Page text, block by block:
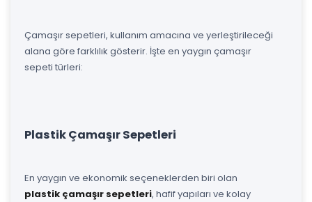
Çamaşır sepetleri, kullanım amacına ve yerleştirileceği
alana göre farklılık gösterir. İşte en yaygın çamaşır
sepeti türleri:
Plastik Çamaşır Sepetleri
En yaygın ve ekonomik seçeneklerden biri olan
plastik çamaşır sepetleri, hafif yapıları ve kolay